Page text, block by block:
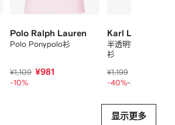
Polo Ralph Lauren
Polo Ponypolo衫
¥1,109 ¥981
-10%
Karl Lagerfeld
半透明钩编针织条
衫
¥1,199
-40%-20%
显示更多